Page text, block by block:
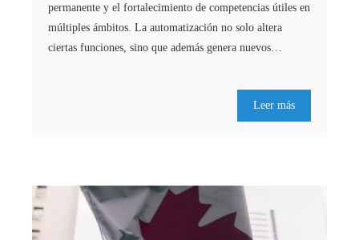
permanente y el fortalecimiento de competencias útiles en
múltiples ámbitos. La automatización no solo altera
ciertas funciones, sino que además genera nuevos…
Leer más